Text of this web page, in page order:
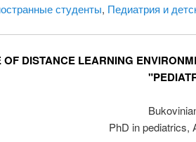
студенты, Педиатрия и
OF DISTANCE LEARNING
PhD in pediatrics,